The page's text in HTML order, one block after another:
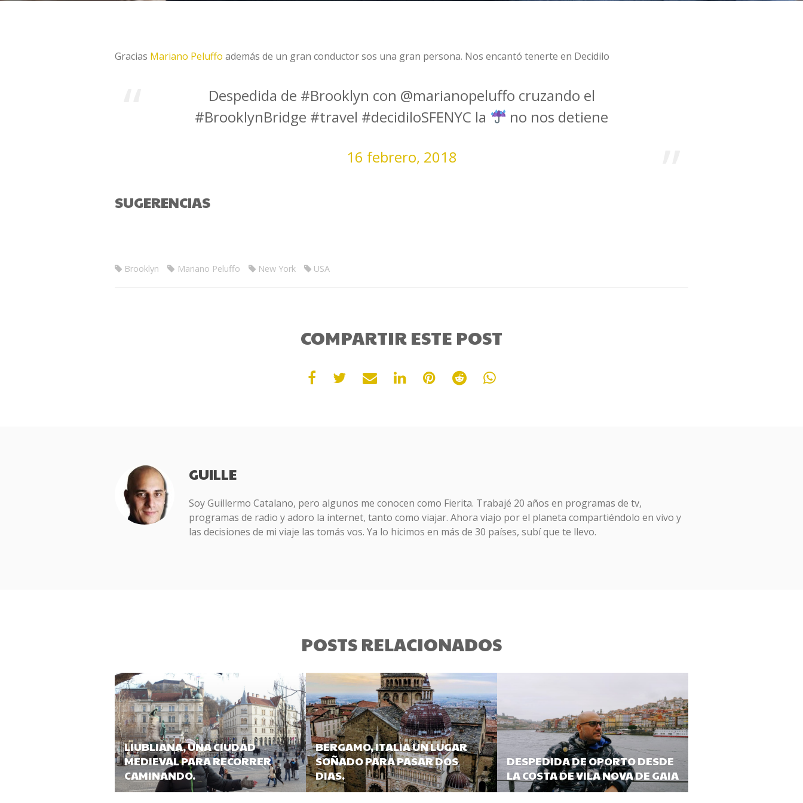
Gracias Mariano Peluffo además de un gran conductor sos una gran persona. Nos encantó tenerte en Decidilo
Despedida de #Brooklyn con @marianopeluffo cruzando el
#BrooklynBridge #travel #decidiloSFENYC la
no nos detiene
16 febrero, 2018
SUGERENCIAS
Brooklyn Mariano Peluffo New York USA
COMPARTIR ESTE POST
GUILLE
Soy Guillermo Catalano, pero algunos me conocen como Fierita. Trabajé 20 años en programas de tv,
programas de radio y adoro la internet, tanto como viajar. Ahora viajo por el planeta compartiéndolo en vivo y
las decisiones de mi viaje las tomás vos. Ya lo hicimos en más de 30 países, subí que te llevo.
POSTS RELACIONADOS
LIUBLIANA, UNA CIUDAD
MEDIEVAL PARA RECORRER
CAMINANDO.
BERGAMO, ITALIA UN LUGAR
SOÑADO PARA PASAR DOS
DIAS.
DESPEDIDA DE OPORTO DESDE
LA COSTA DE VILA NOVA DE GAIA